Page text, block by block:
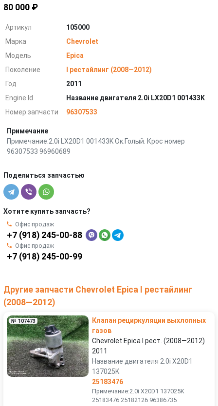
80 000 ₽
Артикул
105000
Марка
Chevrolet
Модель
Epica
Поколение
I рестайлинг (2008—2012)
Год
2011
Engine Id
Название двигателя 2.0i LX20D1 001433K
Номер запчасти
96307533
Примечание
Примечание:2.0i LX20D1 001433K Ок.Голый. Крос номер
96307533 96960689
Поделиться запчастью
Хотите купить запчасть?
Офис продаж
+7 (918) 245-00-88
Офис продаж
+7 (918) 245-00-99
Другие запчасти Chevrolet Epica I рестайлинг
(2008—2012)
№ 107473
Клапан рециркуляции выхлопных
газов
Chevrolet Epica I рест. (2008—2012)
2011
Название двигателя 2.0i X20D1
137025K
25183476
Примечание:2.0i X20D1 137025K
25183476 25182126 96386735